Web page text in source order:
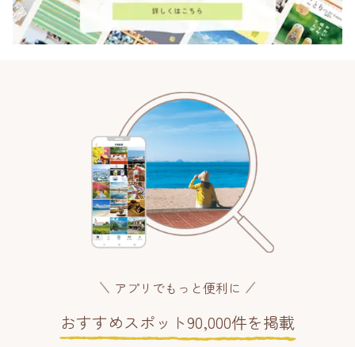
アプリでもっと便利に
おすすめスポット90,000件を掲載